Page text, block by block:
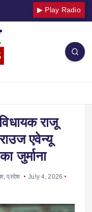
▶ Play Radio
राजू
एवेन्यू
जुर्माना
,प्रदेश
July 4, 2026